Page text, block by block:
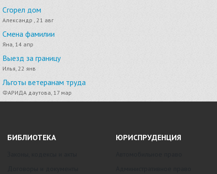
Сгорел дом
Александр , 21 авг
Смена фамилии
Яна, 14 апр
Выезд за границу
Илья, 22 янв
Льготы ветеранам труда
ФАРИДА даутова, 17 мар
БИБЛИОТЕКА ЮРИСПРУДЕНЦИЯ